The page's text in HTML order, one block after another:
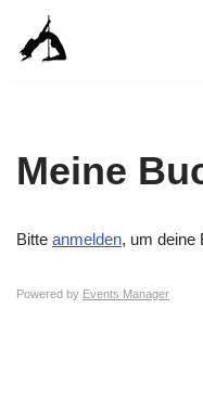
Zum
Meine
Bitte anmelden, um deine
Powered by Events Manager